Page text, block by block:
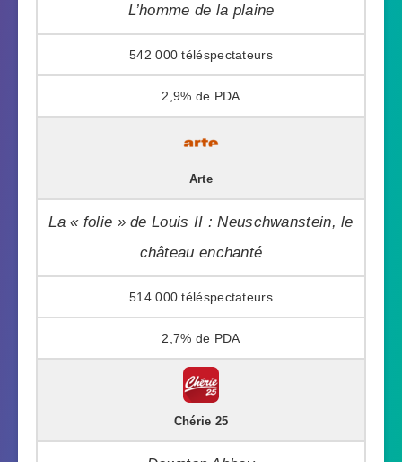
L’homme de la plaine
542 000
2,9%
Arte
La « folie » de Louis II : Neuschwanstein, le
château enchanté
514 000
2,7%
Chérie 25